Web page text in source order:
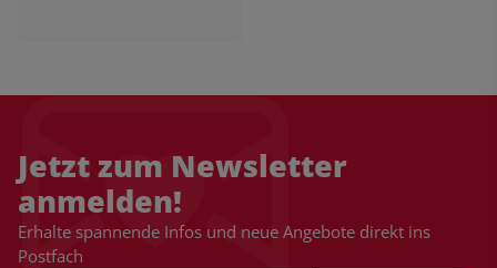
Jetzt zum Newsletter
anmelden!
Erhalte spannende Infos und neue Angebote direkt ins
Postfach